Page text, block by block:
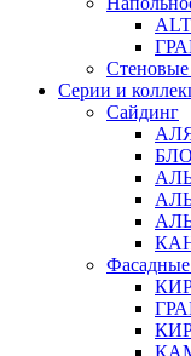
Стеновые
Серии и
Сайдинг